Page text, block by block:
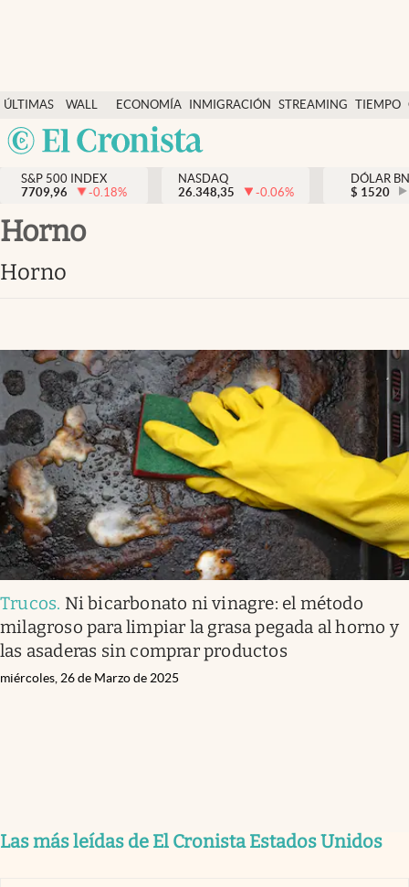
ÚLTIMAS
NOTICIAS
WALL
STREET
Y
DÓLAR
ECONOMÍA INMIGRACIÓN STREAMING TIEMPO
México
Finanzas y economía
Wall Street y dólar
Inmigración
Tiempo
Ciencia y salud
Streaming
PC y mobile
Lifestyle
USA
S&P 500 INDEX
7709,96
-0.18%
NASDAQ
26.348,35
-0.06%
DÓLAR
$ 1520
horno
horno
Trucos. Ni bicarbonato ni vinagre: el método
milagroso para limpiar la grasa pegada al horno y
las asaderas sin comprar productos
miércoles, 26 de Marzo de 2025
Las más leídas de El Cronista Estados Unidos